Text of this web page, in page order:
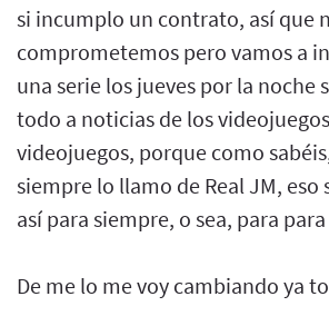
si incumplo un contrato, así que
comprometemos pero vamos a
una serie los jueves por la noche
todo a noticias de los
videojuegos, porque como
siempre lo llamo de Real JM, eso
así para siempre, o sea, para
De me lo me voy cambiando ya